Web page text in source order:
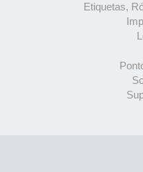
Etiquetas,